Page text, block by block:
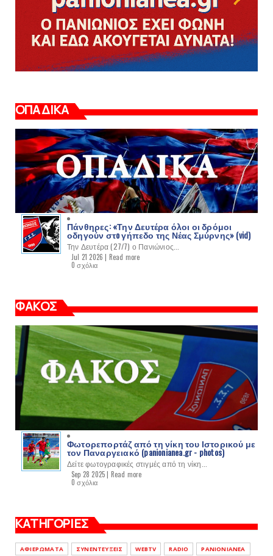
ΟΠΑΔΙΚΑ
Πάνθηρες: «Την Δευτέρα όλοι οι δρόμοι
οδηγούν στo γήπεδο της Νέας Σμύρνης» (vid)
Την Δευτέρα (27/7) ο Πανιώνιος...
Jul 21 2026 | Read more
0 σχόλια
ΦΑΚΟΣ
Φωτορεπορτάζ από τη νίκη του Ιστορικού με
τον Παναργειακό (panionianea.gr - photos)
Δείτε φωτογραφικές στιγμές από τη νίκη...
Sep 28 2025 | Read more
0 σχόλια
ΚΑΤΗΓΟΡΙΕΣ
ΑΦΙΕΡΩΜΑΤΑ ΣΥΝΕΝΤΕΥΞΕΙΣ WEBTV RADIO
PANIONIANEA